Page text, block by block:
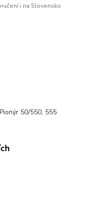
i na Slovensko
50/550, 555